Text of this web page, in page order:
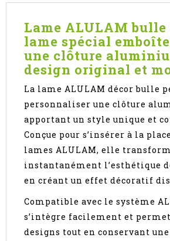
Lame ALULAM bulle
lame spécial
une clôture
design original et
La lame ALULAM décor bulle
personnaliser une clôture
apportant un style unique et
Conçue pour s’insérer à la
lames ALULAM, elle
instantanément l’esthétique
en créant un effet décoratif
Compatible avec le système
s’intègre facilement et
designs tout en conservant